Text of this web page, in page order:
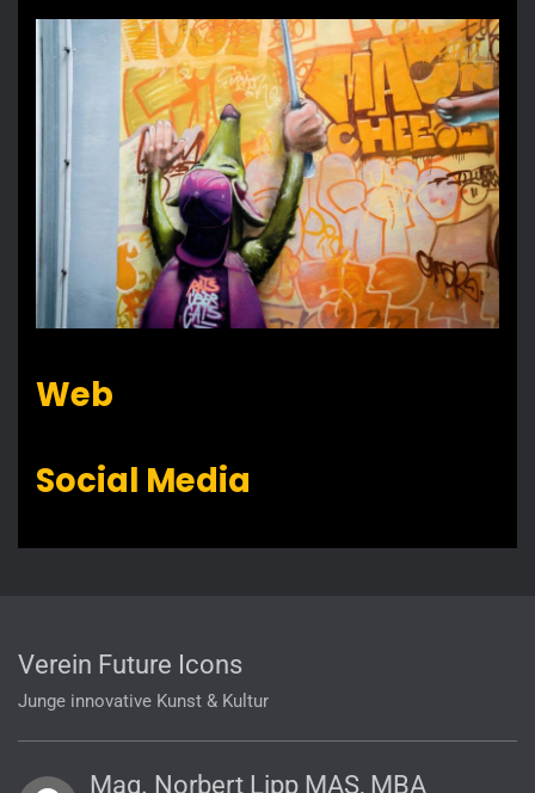
Web
Social Media
Verein Future Icons
Junge innovative Kunst & Kultur
Mag. Norbert Lipp MAS, MBA